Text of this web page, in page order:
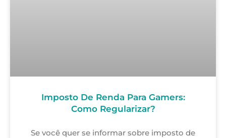
Imposto De Renda Para Gamers:
Como Regularizar?
Se você quer se informar sobre imposto de